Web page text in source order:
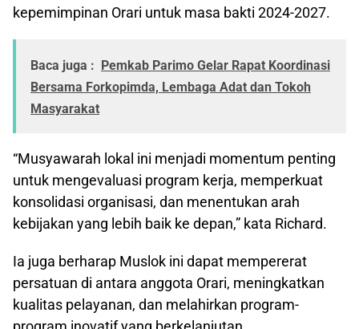
kepemimpinan Orari untuk masa bakti 2024-2027.
Baca juga : Pemkab Parimo Gelar Rapat Koordinasi
Bersama Forkopimda, Lembaga Adat dan Tokoh
Masyarakat
“Musyawarah lokal ini menjadi momentum penting
untuk mengevaluasi program kerja, memperkuat
konsolidasi organisasi, dan menentukan arah
kebijakan yang lebih baik ke depan,” kata Richard.
Ia juga berharap Muslok ini dapat mempererat
persatuan di antara anggota Orari, meningkatkan
kualitas pelayanan, dan melahirkan program-